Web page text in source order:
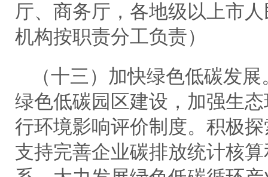
厅、商务厅，各地级以上市
机构按职责分工负责）
（十三）加快绿色低碳发
绿色低碳园区建设，加强生
行环境影响评价制度。积极
支持完善企业碳排放统计核